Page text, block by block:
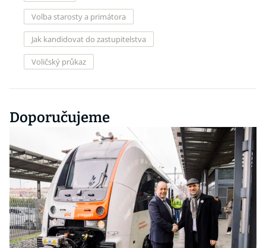
Volba starosty a primátora
Jak kandidovat do zastupitelstva
Voličský průkaz
Doporučujeme